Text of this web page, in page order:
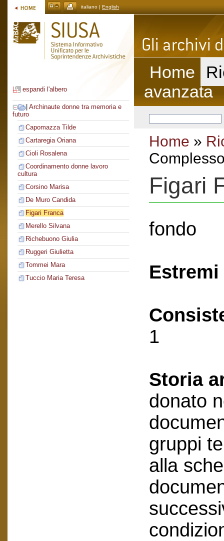
italiano | English
espandi l'albero
Archinaute donne tra memoria e
futuro
Capomazza Tilde
Cartaregia Oriana
Cioli Rosalena
Coordinamento donne lavoro
cultura
Corsino Marisa
De Muro Candida
Figari Franca
Merello Silvana
Richebuono Giulia
Ruggeri Giulietta
Tommei Mara
Tuccio Maria Teresa
Home
avanzata
Home »
Figari
fondo
1
Storia
donato
gruppi
alla